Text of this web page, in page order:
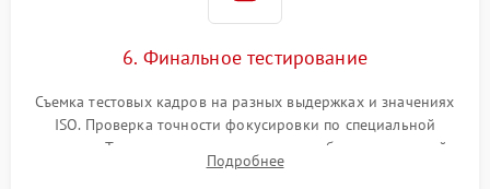
6. Финальное тестирование
Съемка тестовых кадров на разных выдержках и значениях
ISO. Проверка точности фокусировки по специальной
мишени. Тест записи на карту памяти, работы встроенной
вспышки, микрофона и всех кнопок управления.
Подробнее